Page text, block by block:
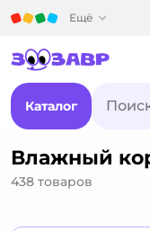
Ещё
Каталог
Влажный
438 товаров